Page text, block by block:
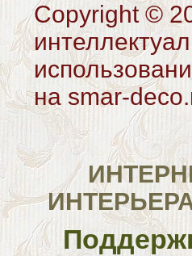
Copyright ©
на smar-